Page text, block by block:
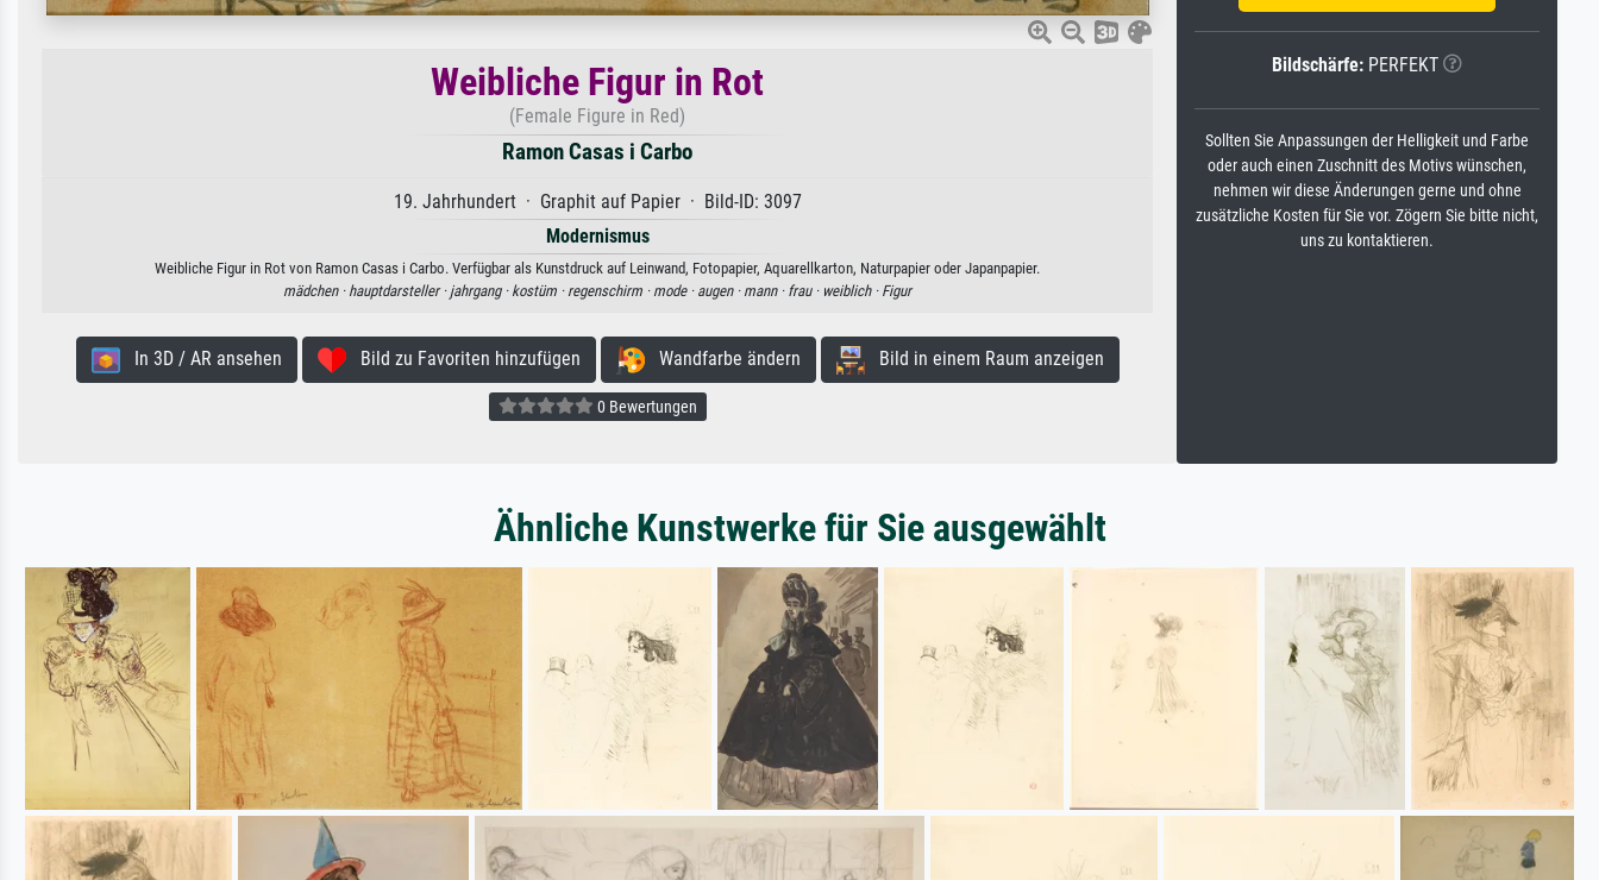
Weibliche Figur in Rot
(Female Figure in Red)
Ramon Casas i Carbo
19. Jahrhundert · Graphit auf Papier · Bild-ID: 3097
Modernismus
Weibliche Figur in Rot von Ramon Casas i Carbo. Verfügbar als Kunstdruck auf Leinwand, Fotopapier, Aquarellkarton, Naturpapier oder Japanpapier.
mädchen · hauptdarsteller · jahrgang · kostüm · regenschirm · mode · augen · mann · frau · weiblich · Figur
In 3D / AR ansehen Bild zu Favoriten hinzufügen Wandfarbe ändern Bild in einem Raum anzeigen
0 Bewertungen
Bildschärfe: PERFEKT
Sollten Sie Anpassungen der Helligkeit und Farbe
oder auch einen Zuschnitt des Motivs wünschen,
nehmen wir diese Änderungen gerne und ohne
zusätzliche Kosten für Sie vor. Zögern Sie bitte nicht,
uns zu kontaktieren.
Ähnliche Kunstwerke für Sie ausgewählt